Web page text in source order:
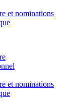
et nominations
et nominations